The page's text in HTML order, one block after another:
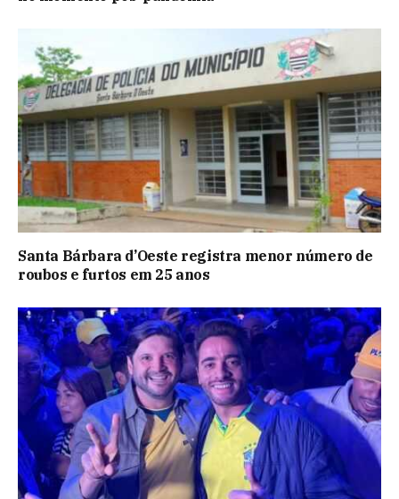
Santa Bárbara d’Oeste registra menor número de
roubos e furtos em 25 anos